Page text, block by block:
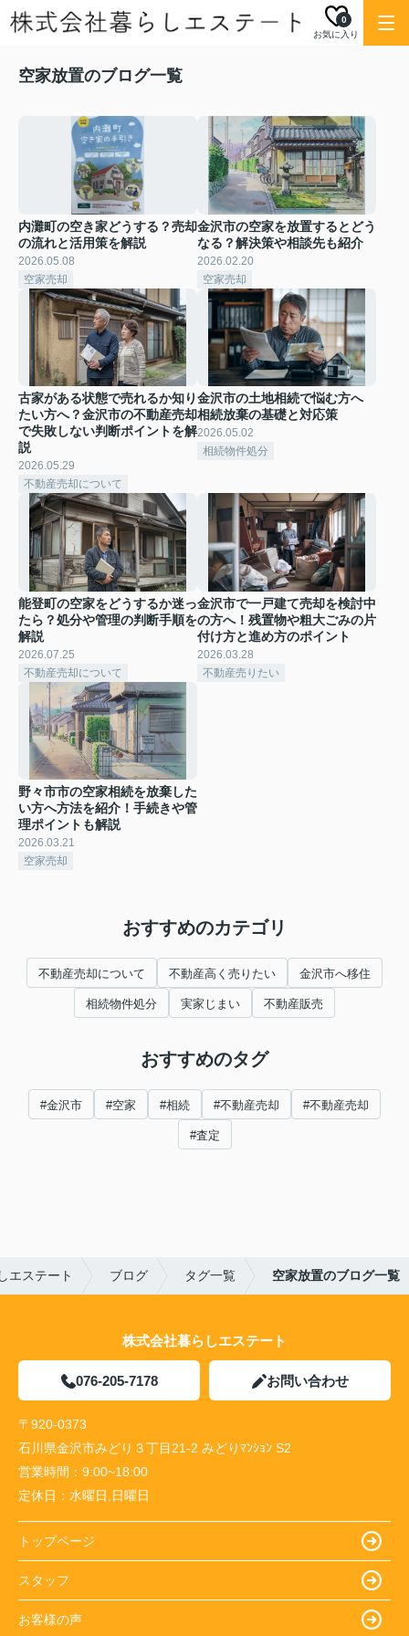
お気に入り
0
空家放置のブログ一覧
内灘町の空き家どうする？売却
の流れと活用策を解説
2026.05.08
空家売却
金沢市の空家を放置するとどう
なる？解決策や相談先も紹介
2026.02.20
空家売却
古家がある状態で売れるか知り
たい方へ？金沢市の不動産売却
で失敗しない判断ポイントを解
説
2026.05.29
不動産売却について
金沢市の土地相続で悩む方へ
相続放棄の基礎と対応策
2026.05.02
相続物件処分
能登町の空家をどうするか迷っ
たら？処分や管理の判断手順を
解説
2026.07.25
不動産売却について
金沢市で一戸建て売却を検討中
の方へ！残置物や粗大ごみの片
付け方と進め方のポイント
2026.03.28
不動産売りたい
野々市市の空家相続を放棄した
い方へ方法を紹介！手続きや管
理ポイントも解説
2026.03.21
空家売却
おすすめのカテゴリ
不動産売却について 不動産高く売りたい 金沢市へ移住
相続物件処分 実家じまい 不動産販売
おすすめのタグ
#金沢市 #空家 #相続 #不動産売却 #不動産売却
#査定
エステート ブログ タグ一覧 空家放置のブログ一覧
株式会社暮らしエステート
076-205-7178 お問い合わせ
〒920-0373
石川県金沢市みどり３丁目21-2 みどりﾏﾝｼｮﾝ S2
営業時間： 9:00~18:00
定休日： 水曜日,日曜日
トップページ
スタッフ
お客様の声